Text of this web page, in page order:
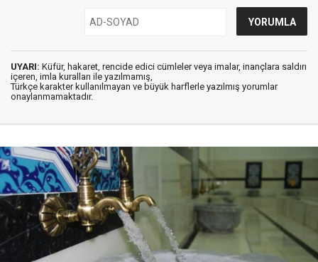
UYARI: Küfür, hakaret, rencide edici cümleler veya imalar, inançlara saldırı
içeren, imla kuralları ile yazılmamış,
Türkçe karakter kullanılmayan ve büyük harflerle yazılmış yorumlar
onaylanmamaktadır.